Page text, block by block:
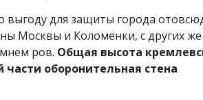
выгоду для защиты города
Москвы и Коломенки, с других же
ров. Общая высота
оборонительная стена